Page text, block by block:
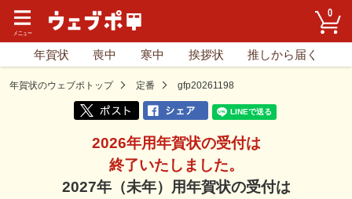
0
年賀状 喪中 寒中 挨拶状 推しから届く
年賀状のウェブポトップ 定番 gfp20261198
2026年用年賀状の受付は
終了いたしました。
2027年（未年）用年賀状の受付は